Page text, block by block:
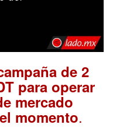
de 2
para operar
mercado
momento.